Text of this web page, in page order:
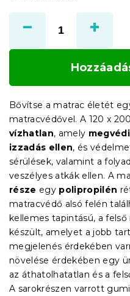
Bővítse a matrac életét
matracvédővel. A 120 x
vízhatlan, amely
izzadás ellen, és
sérülések, valamint a
veszélyes atkák ellen. A
része egy polipropilén
matracvédő alsó felén
kellemes tapintású, a
készült, amelyet a jobb
megjelenés érdekében
növelése érdekében egy
az áthatolhatatlan és a
A sarokrészen varrott